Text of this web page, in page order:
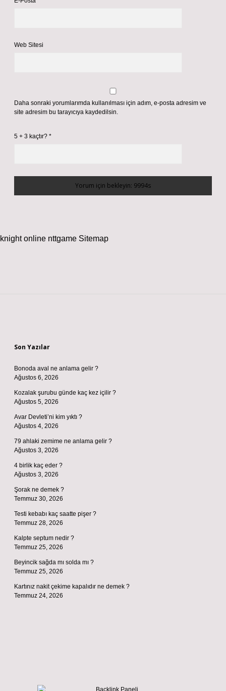
Web Sitesi
Daha sonraki yorumlarımda kullanılması için adım, e-posta adresim ve
site adresim bu tarayıcıya kaydedilsin.
5 + 3 kaçtır? *
knight online nttgame Sitemap
Son Yazılar
Bonoda aval ne anlama gelir ?
Ağustos 6, 2026
Kozalak şurubu günde kaç kez içilir ?
Ağustos 5, 2026
Avar Devleti’ni kim yıktı ?
Ağustos 4, 2026
79 ahlaki zemime ne anlama gelir ?
Ağustos 3, 2026
4 birlik kaç eder ?
Ağustos 3, 2026
Şorak ne demek ?
Temmuz 30, 2026
Testi kebabı kaç saatte pişer ?
Temmuz 28, 2026
Kalpte septum nedir ?
Temmuz 25, 2026
Beyincik sağda mı solda mı ?
Temmuz 25, 2026
Kartınız nakit çekime kapalıdır ne demek ?
Temmuz 24, 2026